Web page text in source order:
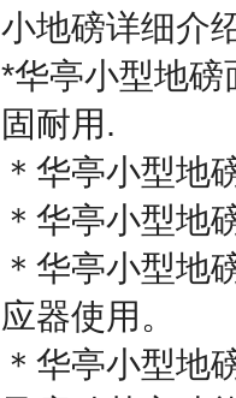
小地磅详细介
*华亭小型地磅
固耐用.
＊华亭小型地
＊华亭小型地
＊华亭小型地
应器使用。
＊华亭小型地